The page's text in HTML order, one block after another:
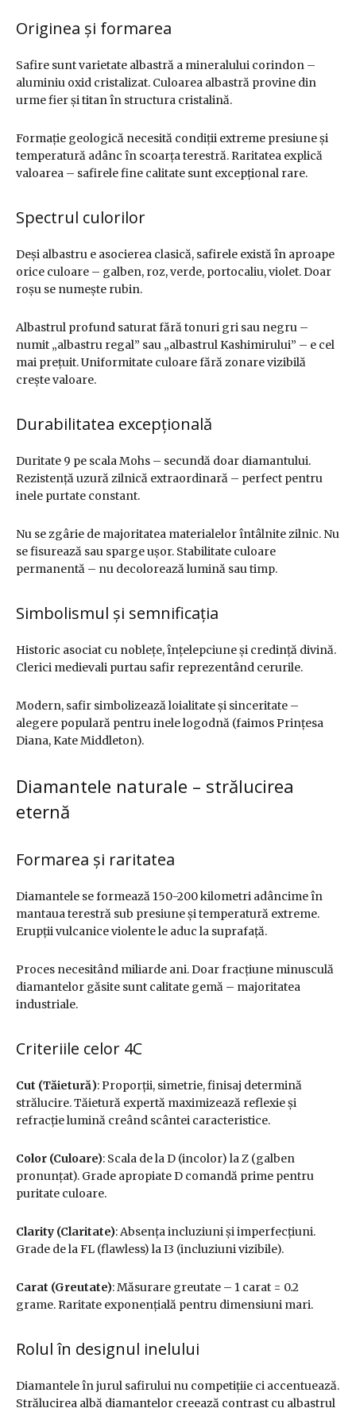
Originea și formarea
Safire sunt varietate albastră a mineralului corindon –
aluminiu oxid cristalizat. Culoarea albastră provine din
urme fier și titan în structura cristalină.
Formație geologică necesită condiții extreme presiune și
temperatură adânc în scoarța terestră. Raritatea explică
valoarea – safirele fine calitate sunt excepțional rare.
Spectrul culorilor
Deși albastru e asocierea clasică, safirele există în aproape
orice culoare – galben, roz, verde, portocaliu, violet. Doar
roșu se numește rubin.
Albastrul profund saturat fără tonuri gri sau negru –
numit „albastru regal” sau „albastrul Kashimirului” – e cel
mai prețuit. Uniformitate culoare fără zonare vizibilă
crește valoare.
Durabilitatea excepțională
Duritate 9 pe scala Mohs – secundă doar diamantului.
Rezistență uzură zilnică extraordinară – perfect pentru
inele purtate constant.
Nu se zgârie de majoritatea materialelor întâlnite zilnic. Nu
se fisurează sau sparge ușor. Stabilitate culoare
permanentă – nu decolorează lumină sau timp.
Simbolismul și semnificația
Historic asociat cu noblețe, înțelepciune și credință divină.
Clerici medievali purtau safir reprezentând cerurile.
Modern, safir simbolizează loialitate și sinceritate –
alegere populară pentru inele logodnă (faimos Prințesa
Diana, Kate Middleton).
Diamantele naturale – strălucirea
eternă
Formarea și raritatea
Diamantele se formează 150-200 kilometri adâncime în
mantaua terestră sub presiune și temperatură extreme.
Erupții vulcanice violente le aduc la suprafață.
Proces necesitând miliarde ani. Doar fracțiune minusculă
diamantelor găsite sunt calitate gemă – majoritatea
industriale.
Criteriile celor 4C
Cut (Tăietură): Proporții, simetrie, finisaj determină
strălucire. Tăietură expertă maximizează reflexie și
refracție lumină creând scântei caracteristice.
Color (Culoare): Scala de la D (incolor) la Z (galben
pronunțat). Grade apropiate D comandă prime pentru
puritate culoare.
Clarity (Claritate): Absența incluziuni și imperfecțiuni.
Grade de la FL (flawless) la I3 (incluziuni vizibile).
Carat (Greutate): Măsurare greutate – 1 carat = 0.2
grame. Raritate exponențială pentru dimensiuni mari.
Rolul în designul inelului
Diamantele în jurul safirului nu competițiie ci accentuează.
Strălucirea albă diamantelor creează contrast cu albastrul